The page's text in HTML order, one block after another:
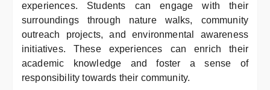
experiences. Students can engage with their
surroundings through nature walks, community
outreach projects, and environmental awareness
initiatives. These experiences can enrich their
academic knowledge and foster a sense of
responsibility towards their community.